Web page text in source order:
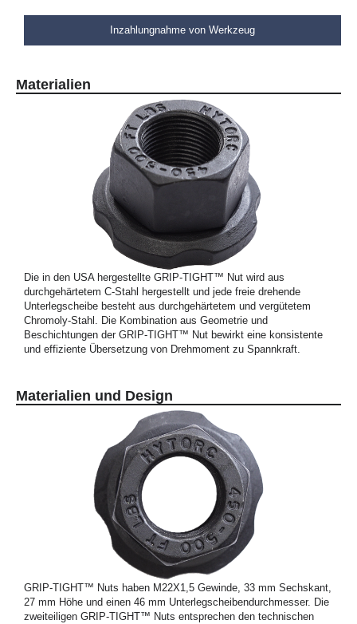
Inzahlungnahme von Werkzeug
Materialien
Die in den USA hergestellte GRIP-TIGHT™ Nut wird aus
durchgehärtetem C-Stahl hergestellt und jede freie drehende
Unterlegscheibe besteht aus durchgehärtetem und vergütetem
Chromoly-Stahl. Die Kombination aus Geometrie und
Beschichtungen der GRIP-TIGHT™ Nut bewirkt eine konsistente
und effiziente Übersetzung von Drehmoment zu Spannkraft.
Materialien und Design
GRIP-TIGHT™ Nuts haben M22X1,5 Gewinde, 33 mm Sechskant,
27 mm Höhe und einen 46 mm Unterlegscheibendurchmesser. Die
zweiteiligen GRIP-TIGHT™ Nuts entsprechen den technischen